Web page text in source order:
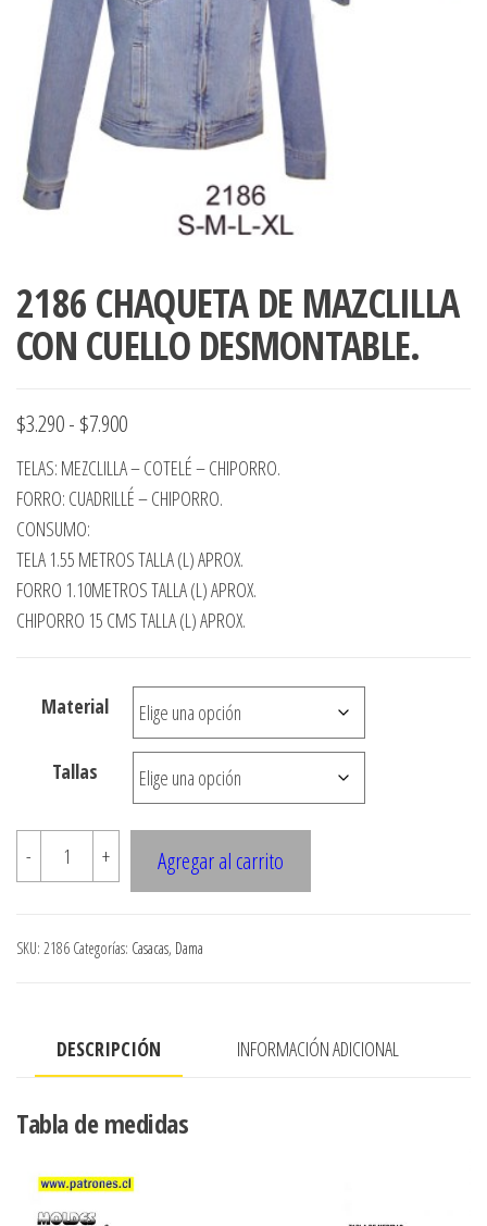
accumark ,
pdf , Moldes
Gerber ,
ropa,
Graduaciones,
Ploteo y
Digitalización
accumark,
Moldes en
pdf, Moldes
Accumark
2186 CHAQUETA DE MAZCLILLA
CON CUELLO DESMONTABLE.
$3.290- $7.900Rango
precios:
$3.290
hasta
$7.900
TELAS: MEZCLILLA – COTELÉ – CHIPORRO.
FORRO: CUADRILLÉ – CHIPORRO.
CONSUMO:
TELA 1.55 METROS TALLA (L) APROX.
FORRO 1.10METROS TALLA (L) APROX.
CHIPORRO 15 CMS TALLA (L) APROX.
Material
Tallas
-
2186
CHAQUETA
MAZCLILLA
cantidad
+ Agregar al carrito
SKU: 2186 Categorías: Casacas, Dama
DESCRIPCIÓN INFORMACIÓN ADICIONAL
Tabla de medidas